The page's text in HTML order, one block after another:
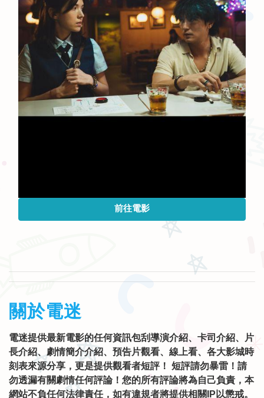
前往電影
關於電迷
電迷提供最新電影的任何資訊包刮導演介紹、卡司介紹、片
長介紹、劇情簡介介紹、預告片觀看、線上看、各大影城時
刻表來源分享，更是提供觀看者短評！ 短評請勿暴雷！請
勿透漏有關劇情任何評論！您的所有評論將為自己負責，本
網站不負任何法律責任，如有違規者將提供相關IP以懲戒。